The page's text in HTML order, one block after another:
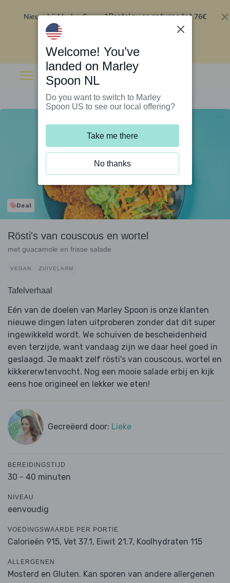
Nieuw bij Marley Spoon?Bestel nu en ontvang tot 76€
Deal
Rösti's van couscous en wortel
met guacamole en frisse salade
VEGAN ZUIVELARM
Tafelverhaal
Eén van de doelen van Marley Spoon is onze klanten
nieuwe dingen laten uitproberen zonder dat dit super
ingewikkeld wordt. We schuiven de bescheidenheid
even terzijde, want vandaag zijn we daar heel goed in
geslaagd. Je maakt zelf rösti's van couscous, wortel en
kikkererwtenvocht. Nog een mooie salade erbij en kijk
eens hoe origineel en lekker we eten!
Gecreëerd door: Lieke
BEREIDINGSTIJD
30 - 40 minuten
NIVEAU
eenvoudig
VOEDINGSWAARDE PER PORTIE
Calorieën 915, Vet 37.1, Eiwit 21.7, Koolhydraten 115
ALLERGENEN
Mosterd en Gluten. Kan sporen van andere allergenen
Welcome! You’ve
landed on Marley
Spoon NL
Do you want to switch to Marley
Spoon US to see our local offering?
Take me there
No thanks